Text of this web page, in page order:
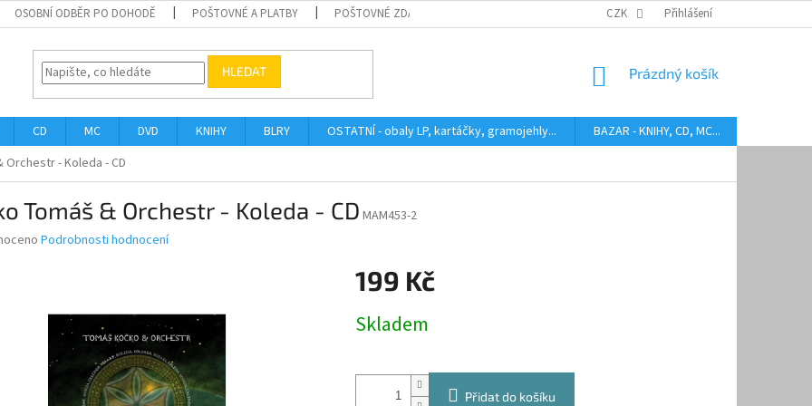
OSOBNÍ ODBĚR PO DOHODĚ POŠTOVNÉ A PLATBY POŠTOVNÉ ZDARMA HODNOCENÍ STAVU BAZAROVÝCH LP AUDIOKAZETY ANEB
CZK Přihlášení
HLEDAT
NÁKUPNÍ
Prázdný košík
CD MC DVD KNIHY BLRY OSTATNÍ - obaly LP, kartáčky, gramojehly... BAZAR - KNIHY, CD, MC...
Orchestr - Koleda - CD
Tomáš & Orchestr - Koleda - CD MAM453-2
Podrobnosti hodnocení
199 Kč
cena:
Skladem
Přidat do košíku